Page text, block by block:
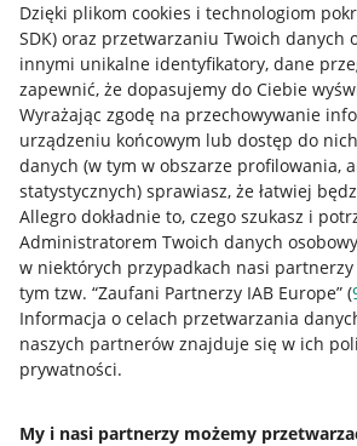
Dzięki plikom cookies i technologiom
SDK) oraz przetwarzaniu Twoich danych
innymi unikalne identyfikatory, dane
zapewnić, że dopasujemy do Ciebie
Wyrażając zgodę na przechowywanie
urządzeniu końcowym lub dostęp do
danych (w tym w obszarze profilowania,
statystycznych) sprawiasz, że łatwiej
Allegro dokładnie to, czego szukasz i
Administratorem Twoich danych
w niektórych przypadkach nasi partnerzy
tym tzw. “Zaufani Partnerzy IAB Europe” (
Informacja o celach przetwarzania
naszych partnerów znajduje się w ich
prywatności.
My i nasi partnerzy możemy
Przydatne informacje
Jak to działa